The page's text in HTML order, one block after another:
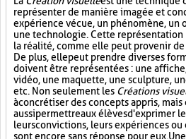
représenter de manière imagée et
expérience vécue, un phénomène, un
une technologie. Cette
la réalité, comme elle peut provenir
De plus, elle peut prendre diverses
doivent être représentées : une
vidéo, une maquette, une sculpture,
etc. Non seulement les Créations
à concrétiser des concepts appris,
aussi permettre aux élèves d'exprimer
leurs convictions, leurs expériences ou
sont encore sans réponse pour eux.